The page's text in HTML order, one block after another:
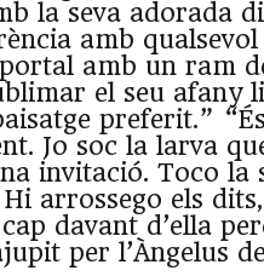
la seva adorada
amb qualsevol
amb un ram
el seu afany
preferit.”
Jo soc la larva
invitació. Toco la
Hi arrossego els
davant d’ella
per l’Àngelus